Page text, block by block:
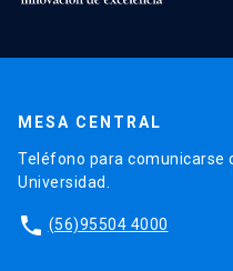
MESA CENTRAL
Teléfono para comunicarse
Universidad.
phone (56)95504 4000